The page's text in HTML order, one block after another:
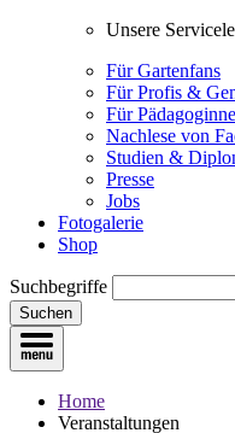
Unsere
Für Gartenfans
Für Profis &
Für
Nachlese von
Studien &
Presse
Jobs
Fotogalerie
Shop
Suchbegriffe
Suchen
Home
Veranstaltungen